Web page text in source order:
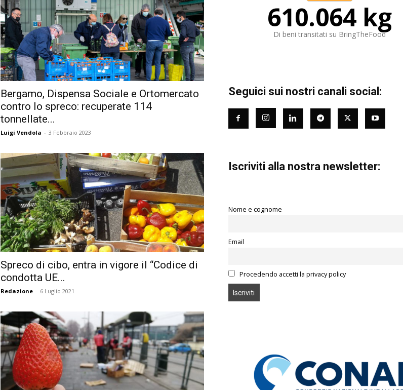
Bergamo, Dispensa Sociale e Ortomercato
contro lo spreco: recuperate 114
tonnellate...
Luigi Vendola - 3 Febbraio 2023
Spreco di cibo, entra in vigore il “Codice di
condotta UE...
Redazione - 6 Luglio 2021
610.064 kg
Di beni transitati su BringTheFood
Seguici sui nostri canali social:
Iscriviti alla nostra newsletter:
Nome e cognome
Email
Procedendo accetti la privacy policy